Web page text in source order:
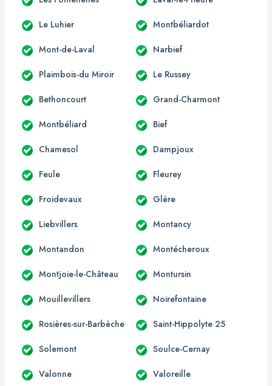
Le Luhier Montbéliardot
Mont-de-Laval Narbief
Plaimbois-du Miroir Le Russey
Bethoncourt Grand-Charmont
Montbéliard Bief
Chamesol Dampjoux
Feule Fleurey
Froidevaux Glère
Liebvillers Montancy
Montandon Montécheroux
Montjoie-le-Château Montursin
Mouillevillers Noirefontaine
Rosières-sur-Barbèche Saint-Hippolyte 25
Solemont Soulce-Cernay
Valonne Valoreille